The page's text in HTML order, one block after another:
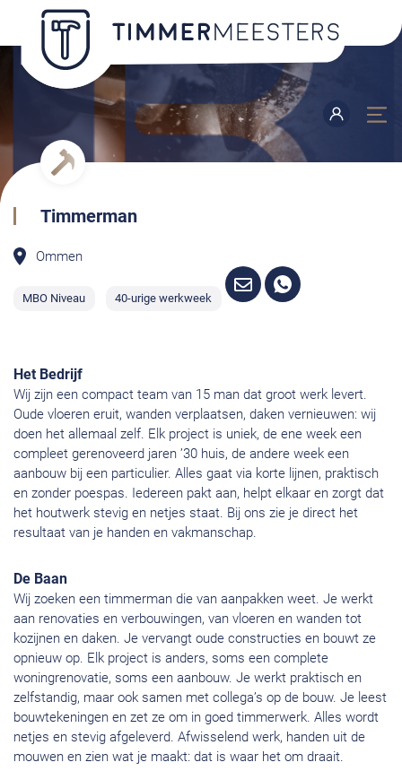
Timmerman
Ommen
MBO Niveau 40-urige werkweek
Het Bedrijf
Wij zijn een compact team van 15 man dat groot werk levert.
Oude vloeren eruit, wanden verplaatsen, daken vernieuwen: wij
doen het allemaal zelf. Elk project is uniek, de ene week een
compleet gerenoveerd jaren ’30 huis, de andere week een
aanbouw bij een particulier. Alles gaat via korte lijnen, praktisch
en zonder poespas. Iedereen pakt aan, helpt elkaar en zorgt dat
het houtwerk stevig en netjes staat. Bij ons zie je direct het
resultaat van je handen en vakmanschap.
De Baan
Wij zoeken een timmerman die van aanpakken weet. Je werkt
aan renovaties en verbouwingen, van vloeren en wanden tot
kozijnen en daken. Je vervangt oude constructies en bouwt ze
opnieuw op. Elk project is anders, soms een complete
woningrenovatie, soms een aanbouw. Je werkt praktisch en
zelfstandig, maar ook samen met collega’s op de bouw. Je leest
bouwtekeningen en zet ze om in goed timmerwerk. Alles wordt
netjes en stevig afgeleverd. Afwisselend werk, handen uit de
mouwen en zien wat je maakt: dat is waar het om draait.